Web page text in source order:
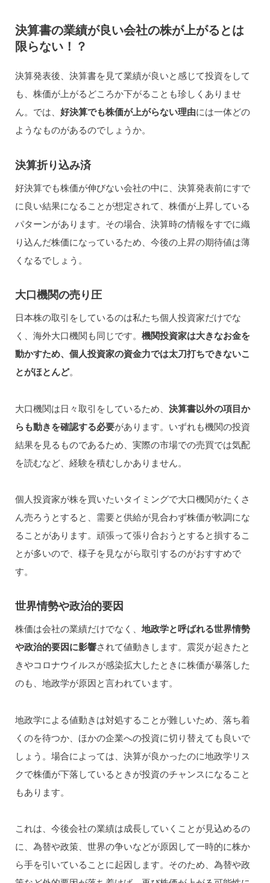
決算書の業績が良い会社の株が上がるとは
限らない！？
決算発表後、決算書を見て業績が良いと感じて投資をして
も、株価が上がるどころか下がることも珍しくありませ
ん。では、 好決算でも株価が上がらない理由には一体どの
ようなものがあるのでしょうか。
決算折り込み済
好決算でも株価が伸びない会社の中に、決算発表前にすで
に良い結果になることが想定されて、株価が上昇している
パターンがあります。その場合、決算時の情報をすでに織
り込んだ株価になっているため、今後の上昇の期待値は薄
くなるでしょう。
大口機関の売り圧
日本株の取引をしているのは私たち個人投資家だけでな
く、海外大口機関も同じです。 機関投資家は大きなお金を
動かすため、個人投資家の資金力では太刀打ちできないこ
とがほとんど。
大口機関は日々取引をしているため、 決算書以外の項目か
らも動きを確認する必要があります。いずれも機関の投資
結果を見るものであるため、実際の市場での売買では気配
を読むなど、経験を積むしかありません。
個人投資家が株を買いたいタイミングで大口機関がたくさ
ん売ろうとすると、需要と供給が見合わず株価が軟調にな
ることがあります。頑張って張り合おうとすると損するこ
とが多いので、様子を見ながら取引するのがおすすめで
す。
世界情勢や政治的要因
株価は会社の業績だけでなく、 地政学と呼ばれる世界情勢
や政治的要因に影響されて値動きします。震災が起きたと
きやコロナウイルスが感染拡大したときに株価が暴落した
のも、地政学が原因と言われています。
地政学による値動きは対処することが難しいため、落ち着
くのを待つか、ほかの企業への投資に切り替えても良いで
しょう。場合によっては、決算が良かったのに地政学リス
クで株価が下落しているときが投資のチャンスになること
もあります。
これは、今後会社の業績は成長していくことが見込めるの
に、為替や政策、世界の争いなどが原因して一時的に株か
ら手を引いていることに起因します。そのため、為替や政